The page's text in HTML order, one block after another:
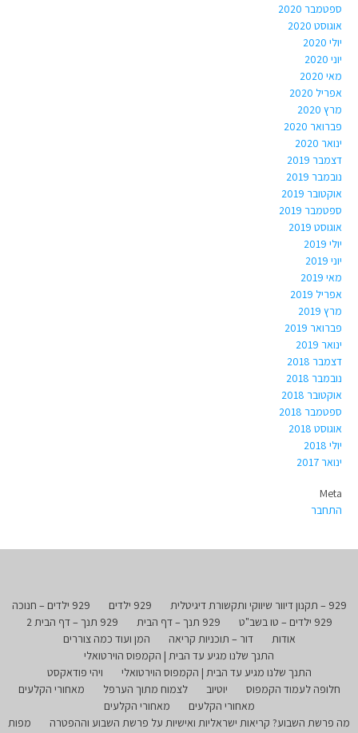
ספטמבר 2020
אוגוסט 2020
יולי 2020
יוני 2020
מאי 2020
אפריל 2020
מרץ 2020
פברואר 2020
ינואר 2020
דצמבר 2019
נובמבר 2019
אוקטובר 2019
ספטמבר 2019
אוגוסט 2019
יולי 2019
יוני 2019
מאי 2019
אפריל 2019
מרץ 2019
פברואר 2019
ינואר 2019
דצמבר 2018
נובמבר 2018
אוקטובר 2018
ספטמבר 2018
אוגוסט 2018
יולי 2018
ינואר 2017
Meta
התחבר
929 – תקנון דיוור שיווקי ותקשורת דיגיטלית 929 ילדים
929 ילדים – חנוכה
929 ילדים – טו בשב"ט
929 תנך – דף הבית
929 תנך – דף הבית 2
אודות
דור – תוכניות קריאה
המן ועוד כמה צוררים
התנך שלנו מגיע עד הבית | הקמפוס הוירטואלי
התנך שלנו מגיע עד הבית | הקמפוס הוירטואלי
ויהי פודאקסט
חלופה לעמוד הקמפוס
יוטיוב לצמוח מתוך הערפל
מאחורי הקלעים
מאחורי הקלעים
מאחורי הקלעים
מה פרשת השבוע? קריאות ישראליות ואישיות על פרשת השבוע וההפטרה
מפות